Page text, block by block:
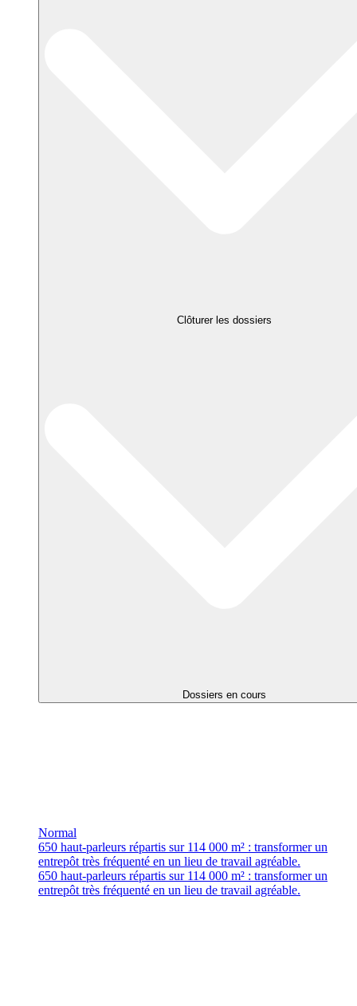
Clôturer les dossiers
Dossiers en cours
Normal
650 haut-parleurs répartis sur 114 000 m² : transformer un
entrepôt très fréquenté en un lieu de travail agréable.
650 haut-parleurs répartis sur 114 000 m² : transformer un
entrepôt très fréquenté en un lieu de travail agréable.